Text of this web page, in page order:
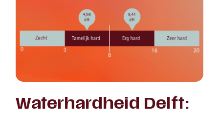
Waterhardheid Delft: